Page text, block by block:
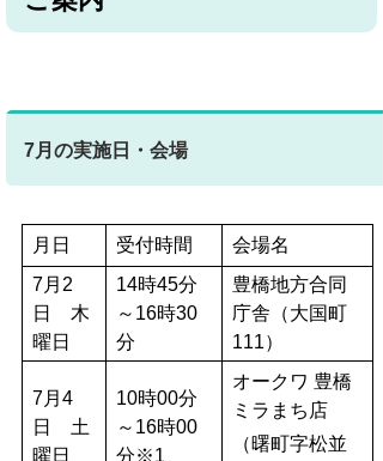
7月の実施日・会場
月日 受付時間
会場名
7月2
日 木
曜日
14時45分
～16時30
分
豊橋地方合同
庁舎（大国町
111）
7月4
日 土
曜日
10時00分
～16時00
分※1
オークワ 豊橋
ミラまち店
（曙町字松並